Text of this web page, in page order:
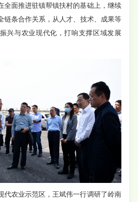
全面推进驻镇帮镇扶村的基础上，继续
链条合作关系，从人才、技术、成果等
兴与农业现代化，打响支撑区域发展
代农业示范区，王斌伟一行调研了岭南